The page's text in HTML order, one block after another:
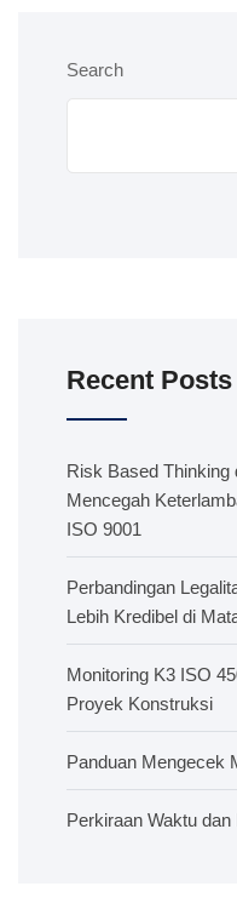
Search
Recent Posts
Risk Based
Mencegah
ISO 9001
Perbandingan
Lebih Kredibel di
Monitoring K3 ISO
Proyek Konstruksi
Panduan Mengecek
Perkiraan Waktu